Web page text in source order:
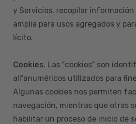
y Servicios, recopilar
amplia para usos agregados y
lícito.
Cookies. Las "cookies" son
alfanuméricos utilizados para
Algunas cookies nos permiten
navegación, mientras que otras
habilitar un proceso de inicio de